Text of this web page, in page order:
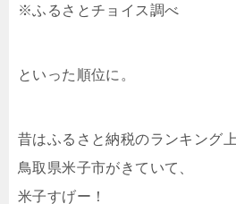
※ふるさとチョイス調べ
といった順位に。
昔はふるさと納税のランキング
鳥取県米子市がきていて、
米子すげー！